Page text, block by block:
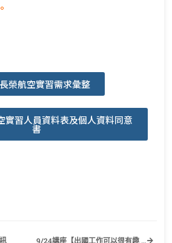
榮航空實習需求彙整
實習人員資料表及個人資料同意
書
9/24講座【出國工作可以很有趣 外派六邊形全面解析】歡迎有興趣的同學踴躍報名參加！